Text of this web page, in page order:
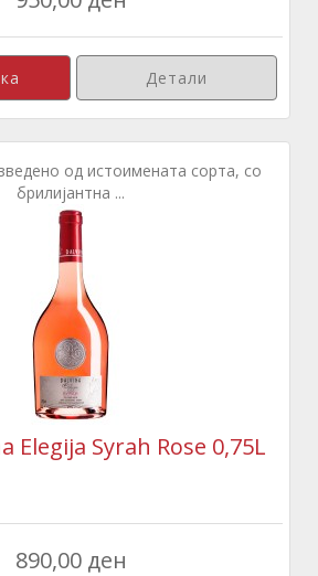
Детали
од истоимената сорта, со
брилијантна ...
Elegija Syrah Rose 0,75L
890,00 ден